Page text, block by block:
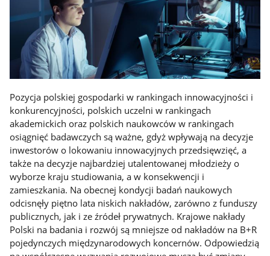
Pozycja polskiej gospodarki w rankingach innowacyjności i
konkurencyjności, polskich uczelni w rankingach
akademickich oraz polskich naukowców w rankingach
osiągnięć badawczych są ważne, gdyż wpływają na decyzje
inwestorów o lokowaniu innowacyjnych przedsięwzięć, a
także na decyzje najbardziej utalentowanej młodzieży o
wyborze kraju studiowania, a w konsekwencji i
zamieszkania. Na obecnej kondycji badań naukowych
odcisnęły piętno lata niskich nakładów, zarówno z funduszy
publicznych, jak i ze źródeł prywatnych. Krajowe nakłady
Polski na badania i rozwój są mniejsze od nakładów na B+R
pojedynczych międzynarodowych koncernów. Odpowiedzią